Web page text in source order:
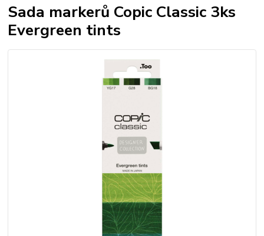
Sada markerů Copic Classic 3ks
Evergreen tints